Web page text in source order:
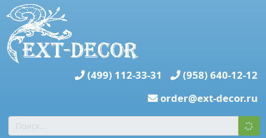
(499) 112-33-31
(958) 640-12-12
order@ext-decor.ru